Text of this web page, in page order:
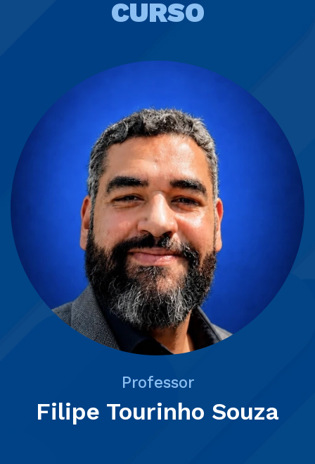
CURSO
Professor
Filipe Tourinho Souza